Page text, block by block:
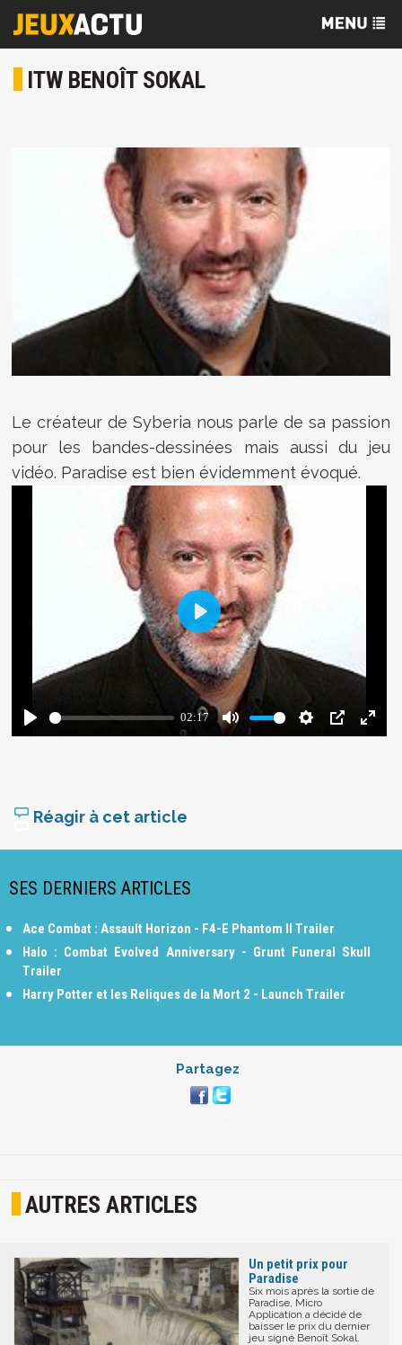
ITW BENOÎT SOKAL
Le créateur de Syberia nous parle de sa passion
pour les bandes-dessinées mais aussi du jeu
vidéo. Paradise est bien évidemment évoqué.
Réagir à cet article
SES DERNIERS ARTICLES
Ace Combat : Assault Horizon - F4-E Phantom II Trailer
Halo : Combat Evolved Anniversary - Grunt Funeral Skull
Trailer
Harry Potter et les Reliques de la Mort 2 - Launch Trailer
Partagez
AUTRES ARTICLES
Un petit prix pour
Paradise
Six mois après la sortie de
Paradise, Micro
Application a décidé de
baisser le prix du dernier
jeu signé Benoît Sokal.